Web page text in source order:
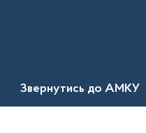
Звернутись до АМКУ